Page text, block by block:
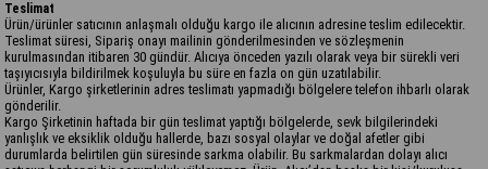
Teslimat
Ürün/ürünler satıcının anlaşmalı olduğu kargo ile alıcının adresine teslim edilecektir.
Teslimat süresi, Sipariş onayı mailinin gönderilmesinden ve sözleşmenin
kurulmasından itibaren 30 gündür. Alıcıya önceden yazılı olarak veya bir sürekli veri
taşıyıcısıyla bildirilmek koşuluyla bu süre en fazla on gün uzatılabilir.
Ürünler, Kargo şirketlerinin adres teslimatı yapmadığı bölgelere telefon ihbarlı olarak
gönderilir.
Kargo Şirketinin haftada bir gün teslimat yaptığı bölgelerde, sevk bilgilerindeki
yanlışlık ve eksiklik olduğu hallerde, bazı sosyal olaylar ve doğal afetler gibi
durumlarda belirtilen gün süresinde sarkma olabilir. Bu sarkmalardan dolayı alıcı